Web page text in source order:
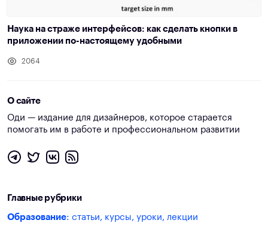
Наука на страже интерфейсов: как сделать кнопки в
приложении по-настоящему удобными
2064
О сайте
Оди — издание для дизайнеров, которое старается
помогать им в работе и профессиональном развитии
Главные рубрики
Образование: статьи, курсы, уроки, лекции